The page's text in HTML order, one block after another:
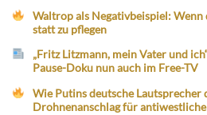
Waltrop als Negativbeispiel: Wenn
statt zu pflegen
„Fritz Litzmann, mein Vater und
Pause-Doku nun auch im Free-TV
Wie Putins deutsche Lautsprecher
Drohnenanschlag für